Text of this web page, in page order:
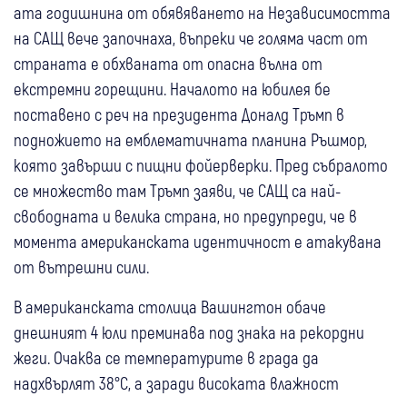
ата годишнина от обявяването на Независимостта
на САЩ вече започнаха, въпреки че голяма част от
страната е обхваната от опасна вълна от
екстремни горещини. Началото на юбилея бе
поставено с реч на президента Доналд Тръмп в
подножието на емблематичната планина Ръшмор,
която завърши с пищни фойерверки. Пред събралото
се множество там Тръмп заяви, че САЩ са най-
свободната и велика страна, но предупреди, че в
момента американската идентичност е атакувана
от вътрешни сили.
В американската столица Вашингтон обаче
днешният 4 юли преминава под знака на рекордни
жеги. Очаква се температурите в града да
надхвърлят 38°C, а заради високата влажност